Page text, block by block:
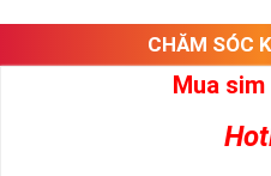
CHĂM SÓC
Mua